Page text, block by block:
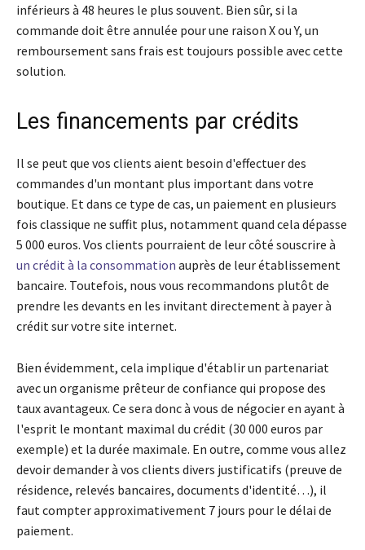
inférieurs à 48 heures le plus souvent. Bien sûr, si la
commande doit être annulée pour une raison X ou Y, un
remboursement sans frais est toujours possible avec cette
solution.
Les financements par crédits
Il se peut que vos clients aient besoin d'effectuer des
commandes d'un montant plus important dans votre
boutique. Et dans ce type de cas, un paiement en plusieurs
fois classique ne suffit plus, notamment quand cela dépasse
5 000 euros. Vos clients pourraient de leur côté souscrire à
un crédit à la consommation auprès de leur établissement
bancaire. Toutefois, nous vous recommandons plutôt de
prendre les devants en les invitant directement à payer à
crédit sur votre site internet.
Bien évidemment, cela implique d'établir un partenariat
avec un organisme prêteur de confiance qui propose des
taux avantageux. Ce sera donc à vous de négocier en ayant à
l'esprit le montant maximal du crédit (30 000 euros par
exemple) et la durée maximale. En outre, comme vous allez
devoir demander à vos clients divers justificatifs (preuve de
résidence, relevés bancaires, documents d'identité…), il
faut compter approximativement 7 jours pour le délai de
paiement.